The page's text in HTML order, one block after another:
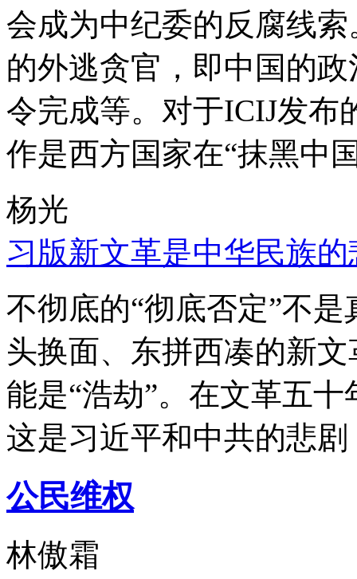
会成为中纪委的反腐线
的外逃贪官，即中国的
令完成等。对于ICIJ发布
作是西方国家在“抹黑中
杨光
习版新文革是中华民族的
不彻底的“彻底否定”不
头换面、东拼西凑的新
能是“浩劫”。在文革五
这是习近平和中共的悲
公民维权
林傲霜